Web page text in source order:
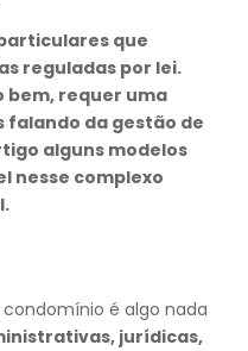
que
reguladas por lei.
bem, requer uma
falando da gestão de
alguns modelos
nesse complexo
é algo nada
jurídicas,